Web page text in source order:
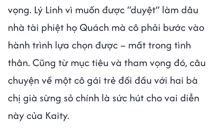
vọng. Lý Linh vì muốn được “duyệt” làm dâu
nhà tài phiệt họ Quách mà cô phải bước vào
hành trình lựa chọn được – mất trong tình
thân. Cũng từ mục tiêu và tham vọng đó, câu
chuyện về một cô gái trẻ đối đầu với hai bà
chị già sừng sỏ chính là sức hút cho vai diễn
này của Kaity.